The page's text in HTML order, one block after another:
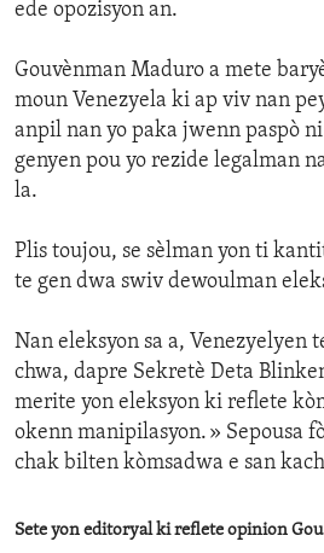
ede opozisyon an.
Gouvènman Maduro a mete
moun Venezyela ki ap viv nan
anpil nan yo paka jwenn paspò
genyen pou yo rezide legalman
la.
Plis toujou, se sèlman yon ti
te gen dwa swiv dewoulman
Nan eleksyon sa a, Venezyelyen
chwa, dapre Sekretè Deta
merite yon eleksyon ki reflete
okenn manipilasyon. » Sepousa
chak bilten kòmsadwa e san
Sete yon editoryal ki reflete opinion